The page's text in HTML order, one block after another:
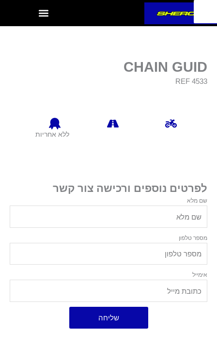
CHAIN GUID
REF 4533
ללא אחריות
לפרטים נוספים ורכישה צור קשר
שם מלא
מספר טלפון
אימייל
שליחה